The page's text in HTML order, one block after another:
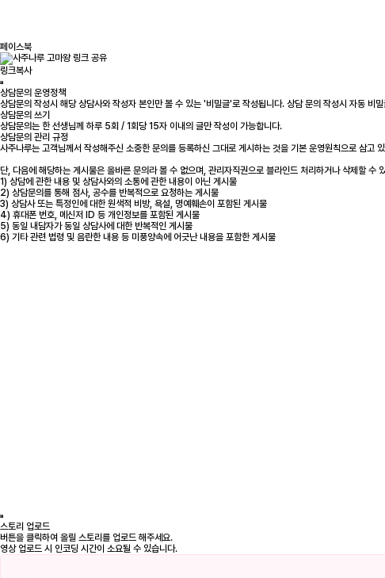
페이스북
링크복사
상담문의 운영정책
상담문의 작성시 해당 상담사와 작성자 본인만 볼 수 있는 '비밀글'로 작성됩니다. 상담 문의 작성시 자동 비
상담문의 쓰기
상담문의는 한 선생님께 하루 5회 / 1회당 15자 이내의 글만 작성이 가능합니다.
상담문의 관리 규정
사주나루는 고객님께서 작성해주신 소중한 문의를 등록하신 그대로 게시하는 것을 기본 운영원칙으로 삼고
단, 다음에 해당하는 게시물은 올바른 문의라 볼 수 없으며, 관리자직권으로 블라인드 처리하거나 삭제할 수
1) 상담에 관한 내용 및 상담사와의 소통에 관한 내용이 아닌 게시물
2) 상담문의를 통해 점사, 공수를 반복적으로 요청하는 게시물
3) 상담사 또는 특정인에 대한 원색적 비방, 욕설, 명예훼손이 포함된 게시물
4) 휴대폰 번호, 메신저 ID 등 개인정보를 포함된 게시물
5) 동일 내담자가 동일 상담사에 대한 반복적인 게시물
6) 기타 관련 법령 및 음란한 내용 등 미풍양속에 어긋난 내용을 포함한 게시물
스토리 업로드
버튼을 클릭하여 올릴 스토리를 업로드 해주세요.
영상 업로드 시 인코딩 시간이 소요될 수 있습니다.